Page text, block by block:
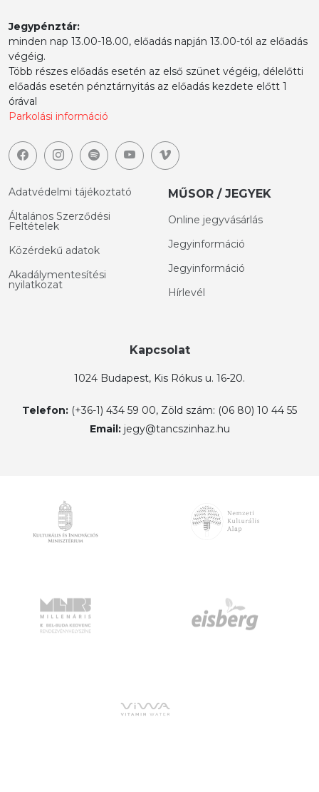
Jegypénztár:
minden nap 13.00-18.00, előadás napján 13.00-tól az előadás
végéig.
Több részes előadás esetén az első szünet végéig, délelőtti
előadás esetén pénztárnyitás az előadás kezdete előtt 1
órával
Parkolási információ
Adatvédelmi tájékoztató
Általános Szerződési
Feltételek
Közérdekű adatok
Akadálymentesítési
nyilatkozat
MŰSOR / JEGYEK
Online jegyvásárlás
Jegyinformáció
Jegyinformáció
Hírlevél
Kapcsolat
1024 Budapest, Kis Rókus u. 16-20.
Telefon: (+36-1) 434 59 00, Zöld szám: (06 80) 10 44 55
Email: jegy@tancszinhaz.hu